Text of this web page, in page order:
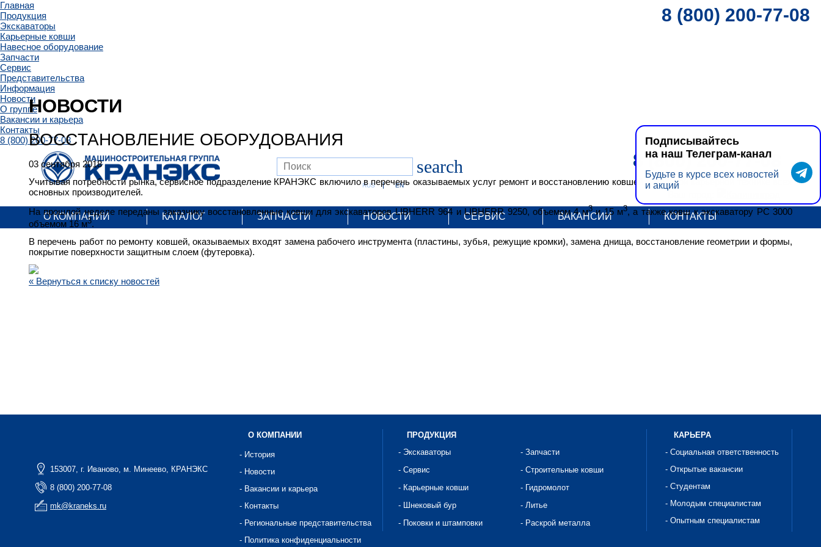
Главная
Продукция
Экскаваторы
Карьерные ковши
Навесное оборудование
Запчасти
Сервис
Представительства
Информация
Новости
О группе
Вакансии и карьера
Контакты
8 (800) 200-77-08
search
RUS EN
8 (800) 200-77-08
8 (800) 200-77-08
О КОМПАНИИ КАТАЛОГ ЗАПЧАСТИ НОВОСТИ СЕРВИС ВАКАНСИИ КОНТАКТЫ
НОВОСТИ
ВОСCТАНОВЛЕНИЕ ОБОРУДОВАНИЯ
03 сентября 2018
Учитывая потребности рынка, сервисное подразделение КРАНЭКС включило в перечень оказываемых услуг ремонт и восстановлению ковшей к тяжелой карьерной технике всех
основных производителей.
На прошлой неделе переданы заказчику восстановленные ковши для экскаваторов LIBHERR 964 и LIBHERR 9250, объемом 4 м3и 15 м3, а также ковш к экскаватору PC 3000
объемом 16 м3.
В перечень работ по ремонту ковшей, оказываемых входят замена рабочего инструмента (пластины, зубья, режущие кромки), замена днища, восстановление геометрии и формы,
покрытие поверхности защитным слоем (футеровка).
« Вернуться к списку новостей
153007, г. Иваново, м. Минеево, КРАНЭКС
8 (800) 200-77-08
mk@kraneks.ru
О КОМПАНИИ
- История
- Новости
- Вакансии и карьера
- Контакты
- Региональные представительства
- Политика конфиденциальности
ПРОДУКЦИЯ
- Экскаваторы
- Запчасти
- Сервис
- Строительные ковши
- Карьерные ковши
- Гидромолот
- Шнековый бур
- Литье
- Поковки и штамповки
- Раскрой металла
КАРЬЕРА
- Социальная ответственность
- Открытые вакансии
- Студентам
- Молодым специалистам
- Опытным специалистам
Подписывайтесь
на наш Телеграм-канал
Будьте в курсе всех новостей
и акций